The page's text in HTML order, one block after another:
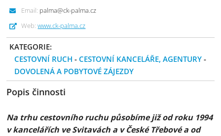
Email: palma@ck-palma.cz
Web: www.ck-palma.cz
KATEGORIE:
CESTOVNÍ RUCH - CESTOVNÍ KANCELÁŘE, AGENTURY -
DOVOLENÁ A POBYTOVÉ ZÁJEZDY
Popis činnosti
Na trhu cestovního ruchu působíme již od roku 1994
v kancelářích ve Svitavách a v České Třebové a od